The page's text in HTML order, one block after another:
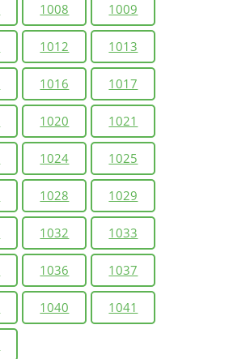
1008 1009
1012 1013
1016 1017
1020 1021
1024 1025
1028 1029
1032 1033
1036 1037
1040 1041